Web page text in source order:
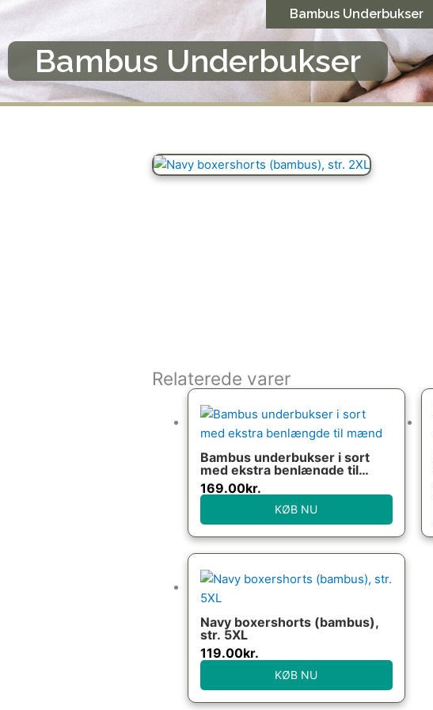
Gå
indholdet
Bambus Underbukser
Bambus Underbukser
Relaterede varer
Bambus underbukser i sort
med ekstra benlængde til
mænd
169.00kr.
KØB NU
Navy boxershorts (bambus),
str. 5XL
119.00kr.
KØB NU